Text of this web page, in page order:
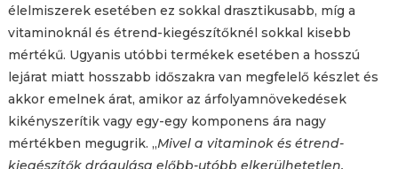
élelmiszerek esetében ez sokkal drasztikusabb, míg a
vitaminoknál és étrend-kiegészítőknél sokkal kisebb
mértékű. Ugyanis utóbbi termékek esetében a hosszú
lejárat miatt hosszabb időszakra van megfelelő készlet és
akkor emelnek árat, amikor az árfolyamnövekedések
kikényszerítik vagy egy-egy komponens ára nagy
mértékben megugrik. „Mivel a vitaminok és étrend-
kiegészítők drágulása előbb-utóbb elkerülhetetlen,